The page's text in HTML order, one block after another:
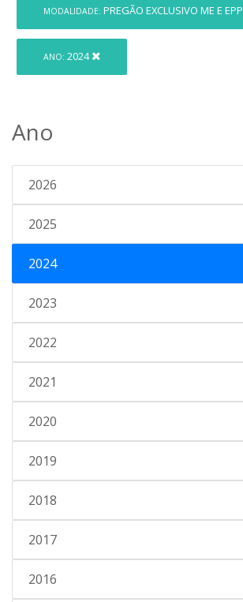
MODALIDADE: PREGÃO EXCLUSIVO ME E EPP
ANO: 2024
Ano
2026
2025
2024
2023
2022
2021
2020
2019
2018
2017
2016